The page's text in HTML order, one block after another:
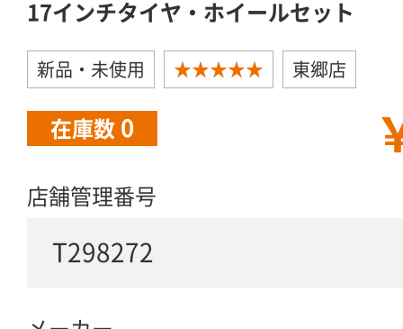
17インチタイヤ・ホイールセット
新品・未使用 ★★★★★ 東郷店
在庫数 0
店舗管理番号
T298272